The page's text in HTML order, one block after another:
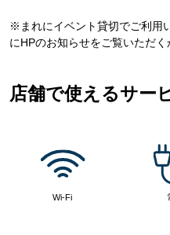
※まれにイベント貸切でご利用
にHPのお知らせをご覧いただく
店舗で使えるサー
Wi-Fi